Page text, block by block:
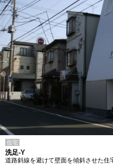
住宅
洗足-Y
道路斜線を避けて壁面を傾斜させた住